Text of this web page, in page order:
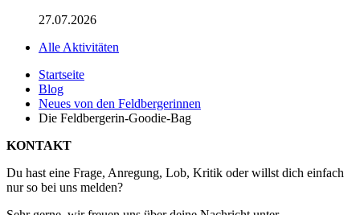
27.07.2026
Alle Aktivitäten
Startseite
Blog
Neues von den Feldbergerinnen
Die Feldbergerin-Goodie-Bag
KONTAKT
Du hast eine Frage, Anregung, Lob, Kritik oder willst dich einfach
nur so bei uns melden?